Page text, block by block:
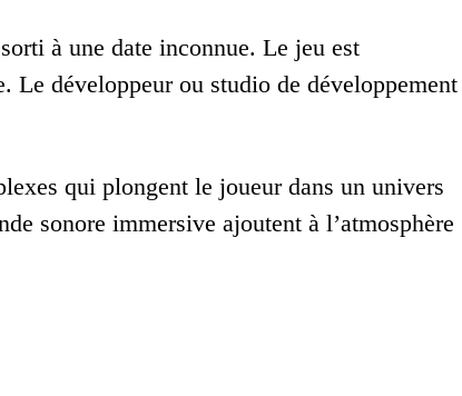
à une date inconnue. Le jeu est
Le développeur ou studio de développement
qui plongent le joueur dans un univers
sonore immersive ajoutent à l’atmosphère